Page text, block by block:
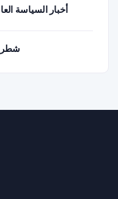
أخبار السياسة